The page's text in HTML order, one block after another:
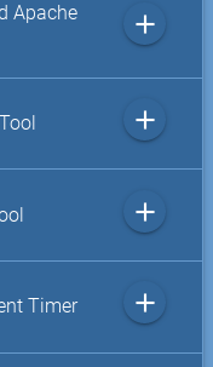
Apache
add
add
add
Timer add